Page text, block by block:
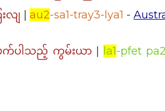
လျ | au2-sa1-tray3-lya1 -
ပါသည့် ကွမ်းယာ| la1-pfet